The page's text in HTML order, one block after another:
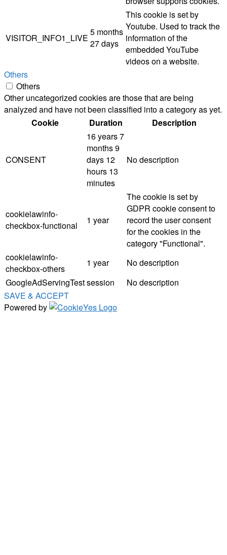
VISITOR_INFO1_LIVE
5 months
27 days
This cookie is set by
Youtube. Used to track the
information of the
embedded YouTube
videos on a website.
Others
Others
Other uncategorized cookies are those that are being
analyzed and have not been classified into a category as yet.
Cookie
Duration Description
CONSENT
16 years 7
months 9
days 12
hours 13
minutes
No description
cookielawinfo-
checkbox-functional
1 year
The cookie is set by
GDPR cookie consent to
record the user consent
for the cookies in the
category "Functional".
cookielawinfo-
checkbox-others
1 year
No description
GoogleAdServingTestsession
No description
SAVE & ACCEPT
Powered by